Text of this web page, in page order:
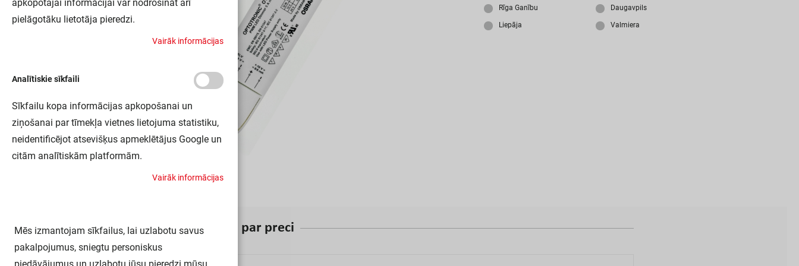
Aiz
Rīga Ganību Daugavpils
Liepāja Valmiera
Inform par preci
apkopotajai informācijai var nodrošināt arī
pielāgotāku lietotāja pieredzi.
Vairāk informācijas
Analītiskie sīkfaili
Sīkfailu kopa informācijas apkopošanai un
ziņošanai par tīmekļa vietnes lietojuma statistiku,
neidentificējot atsevišķus apmeklētājus Google un
citām analītiskām platformām.
Vairāk informācijas
Mēs izmantojam sīkfailus, lai uzlabotu savus
pakalpojumus, sniegtu personiskus